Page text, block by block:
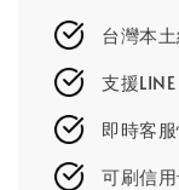
price
台灣本
支援
即時客
可刷信